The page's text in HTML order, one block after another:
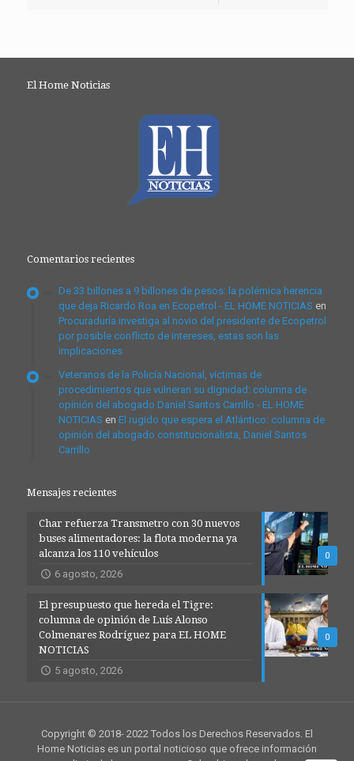
El Home Noticias
Comentarios recientes
De 33 billones a 9 billones de pesos: la polémica herencia
que deja Ricardo Roa en Ecopetrol - EL HOME NOTICIAS en
Procuraduría investiga al novio del presidente de Ecopetrol
por posible conflicto de intereses, estas son las
implicaciones
Veteranos de la Policía Nacional, víctimas de
procedimientos que vulneran su dignidad: columna de
opinión del abogado Daniel Santos Carrillo - EL HOME
NOTICIAS en El rugido que espera el Atlántico: columna de
opinión del abogado constitucionalista, Daniel Santos
Carrillo
Mensajes recientes
0
Char refuerza Transmetro con 30 nuevos
buses alimentadores: la flota moderna ya
alcanza los 110 vehículos
6 agosto, 2026
0
El presupuesto que hereda el Tigre:
columna de opinión de Luís Alonso
Colmenares Rodríguez para EL HOME
NOTICIAS
5 agosto, 2026
Copyright © 2018- 2022 Todos los Derechos Reservados. El
Home Noticias es un portal noticioso que ofrece información